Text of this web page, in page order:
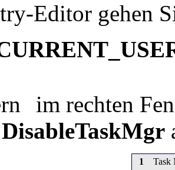
Editor gehen
im rechten
DisableTaskMgr
1
Task